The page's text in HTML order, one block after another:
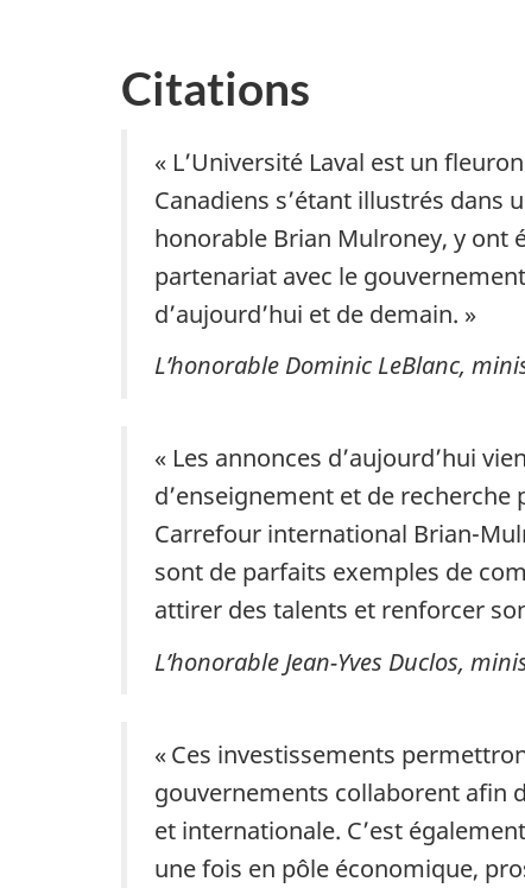
Citations
« L’Université Laval est un
Canadiens s’étant illustrés dans
honorable Brian Mulroney, y ont
partenariat avec le
d’aujourd’hui et de demain. »
L’honorable Dominic LeBlanc,
« Les annonces d’aujourd’hui
d’enseignement et de
Carrefour international Brian-
sont de parfaits exemples de
attirer des talents et renforcer
L’honorable Jean-Yves Duclos,
« Ces investissements
gouvernements collaborent afin
et internationale. C’est
une fois en pôle économique,